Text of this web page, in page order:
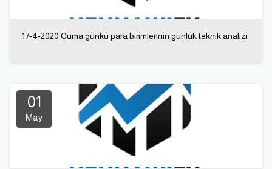
17-4-2020 Cuma günkü para birimlerinin günlük teknik analizi
01
May